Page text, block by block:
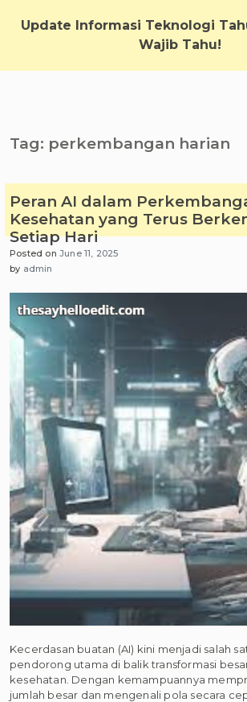
Update Informasi Teknologi
Wajib Tahu!
Tag: perkembangan harian
Peran AI dalam
Kesehatan yang Terus
Setiap Hari
Posted onJune 11, 2025
by admin
Kecerdasan buatan (AI) kini menjadi salah
pendorong utama di balik transformasi
kesehatan. Dengan kemampuannya
jumlah besar dan mengenali pola secara